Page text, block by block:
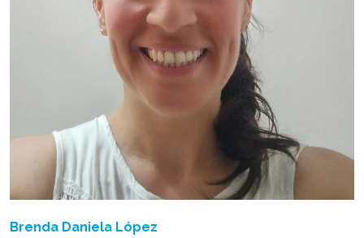
Brenda Daniela López